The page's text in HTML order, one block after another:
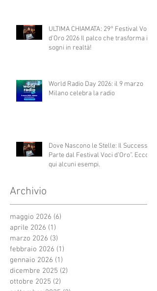
ULTIMA CHIAMATA: 29° Festival Voci
d'Oro 2026 Il palco che trasforma i
sogni in realtà!
World Radio Day 2026: il 9 marzo
Milano celebra la radio
Dove Nascono le Stelle: Il Successo
Parte dal Festival Voci d’Oro”. Ecco
qui alcuni esempi.
Archivio
maggio 2026 (6)
aprile 2026 (1)
marzo 2026 (3)
febbraio 2026 (1)
gennaio 2026 (1)
dicembre 2025 (2)
ottobre 2025 (2)